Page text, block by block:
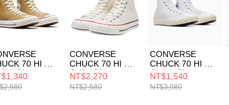
70 HI 男
閒鞋
CONVERSE
CHUCK 70 HI 男
女休閒鞋
162053C
NT$2,270
NT$2,680
CONVERSE
CHUCK 70 HI 男
女 休閒鞋
A07201C
NT$1,540
NT$3,080